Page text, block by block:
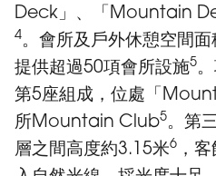
Deck」、「Mountain
4。會所及戶外休憩空間
提供超過50項會所設施5
第5座組成，位處「
所Mountain Club5。第
層之間高度約3.15米6 ，